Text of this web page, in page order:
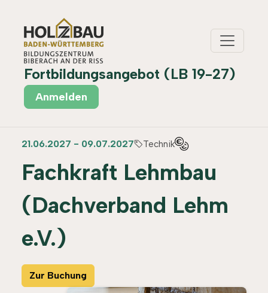
Fortbildungsangebot (LB 19-27)
Anmelden
21.06.2027 - 09.07.2027 Technik
Fachkraft Lehmbau
(Dachverband Lehm
e.V.)